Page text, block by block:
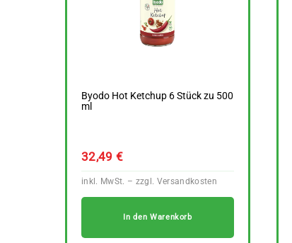
Byodo Hot Ketchup 6 Stück zu 500
ml
32,49€
In den Warenkorb